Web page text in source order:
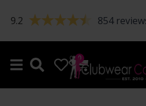
9.2 854
0 0